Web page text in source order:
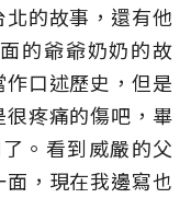
的故事，還有他
的爺爺奶奶的故
口述歷史，但是
疼痛的傷吧，畢
。看到威嚴的父
，現在我邊寫也